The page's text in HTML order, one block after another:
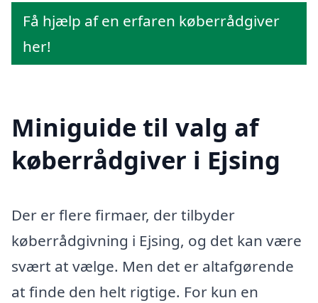
Få hjælp af en erfaren køberrådgiver
her!
Miniguide til valg af
køberrådgiver i Ejsing
Der er flere firmaer, der tilbyder
køberrådgivning i Ejsing, og det kan være
svært at vælge. Men det er altafgørende
at finde den helt rigtige. For kun en